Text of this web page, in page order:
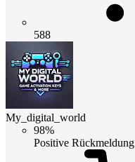
588
My_digital_world
98%
Positive Rückmeldung